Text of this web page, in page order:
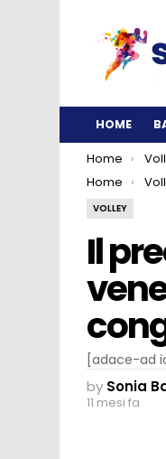
HOME
You are here:
Home
You are here:
Home
VOLLEY
Il
[adace-ad
by Sonia
11 mesi fa